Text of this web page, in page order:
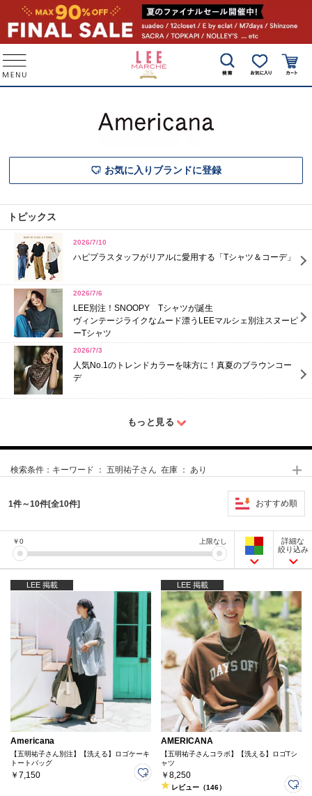
お気に入りブランドに登録
トピックス
2026/7/10
ハピプラスタッフがリアルに愛用する「Tシャツ＆コーデ」
2026/7/6
LEE別注！SNOOPY Tシャツが誕生
ヴィンテージライクなムード漂うLEEマルシェ別注スヌーピ
ーTシャツ
2026/7/3
人気No.1のトレンドカラーを味方に！真夏のブラウンコー
デ
もっと見る
検索条件： キーワード ： 五明祐子さん 在庫 ： あり
1件～10件[全10件] おすすめ順
￥0 上限なし
詳細な
絞り込み
LEE 掲載
Americana
【五明祐子さん別注】【洗える】ロゴケーキ
トートバッグ
￥7,150
LEE 掲載
AMERICANA
【五明祐子さんコラボ】【洗える】ロゴTシ
ャツ
￥8,250
レビュー（146）